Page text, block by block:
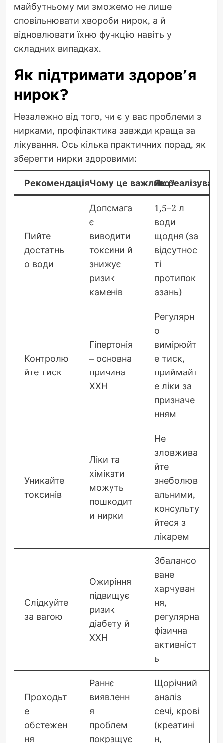
майбутньому ми зможемо не лише
сповільнювати хвороби нирок, а й
відновлювати їхню функцію навіть у
складних випадках.
Як підтримати здоров’я
нирок?
Незалежно від того, чи є у вас проблеми з
нирками, профілактика завжди краща за
лікування. Ось кілька практичних порад, як
зберегти нирки здоровими:
РекомендаціяЧому це важливо?
Як
Пийте
достатнь
о води
Допомага
є
виводити
токсини й
знижує
ризик
каменів
1,5–2 л
води
щодня (за
відсутнос
ті
протипок
азань)
Контролю
йте тиск
Гіпертонія
– основна
причина
ХХН
Регулярн
о
вимірюйт
е тиск,
приймайт
е ліки за
призначе
нням
Уникайте
токсинів
Ліки та
хімікати
можуть
пошкодит
и нирки
Не
зловжива
йте
знеболюв
альними,
консульту
йтеся з
лікарем
Слідкуйте
за вагою
Ожиріння
підвищує
ризик
діабету й
ХХН
Збалансо
ване
харчуван
ня,
регулярна
фізична
активніст
ь
Проходьт
е
обстежен
ня
Раннє
виявленн
я
проблем
покращує
Щорічний
аналіз
сечі, крові
(креатині
н,